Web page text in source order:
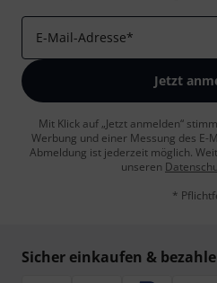
E-Mail-Adresse*
Jetzt
Mit Klick auf „Jetzt anmelden“
Werbung und einer Messung des E-
Abmeldung ist jederzeit möglich.
unseren
*
Sicher einkaufen &